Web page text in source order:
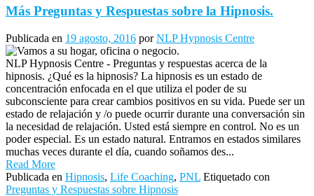
Más Preguntas y Respuestas sobre la Hipnosis.
Publicada en 19 agosto, 2016 porNLP Hypnosis Centre
NLP Hypnosis Centre - Preguntas y respuestas acerca de la
hipnosis. ¿Qué es la hipnosis? La hipnosis es un estado de
concentración enfocada en el que utiliza el poder de su
subconsciente para crear cambios positivos en su vida. Puede ser un
estado de relajación y /o puede ocurrir durante una conversación sin
la necesidad de relajación. Usted está siempre en control. No es un
poder especial. Es un estado natural. Entramos en estados similares
muchas veces durante el día, cuando soñamos des...
Read More
Publicada en Hipnosis, Life Coaching, PNL Etiquetado con
Preguntas y Respuestas sobre Hipnosis